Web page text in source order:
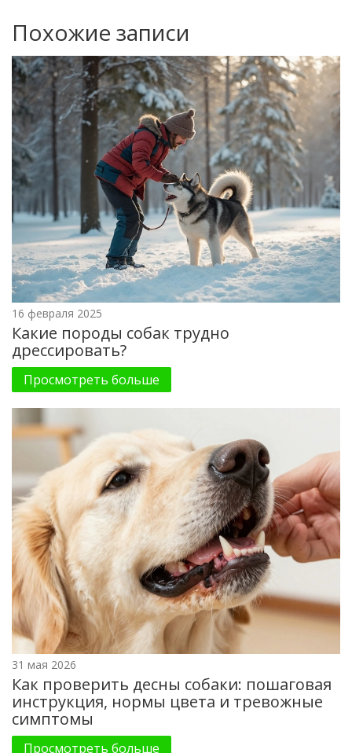
Похожие записи
16 февраля 2025
Какие породы собак трудно
дрессировать?
Просмотреть больше
31 мая 2026
Как проверить десны собаки: пошаговая
инструкция, нормы цвета и тревожные
симптомы
Просмотреть больше